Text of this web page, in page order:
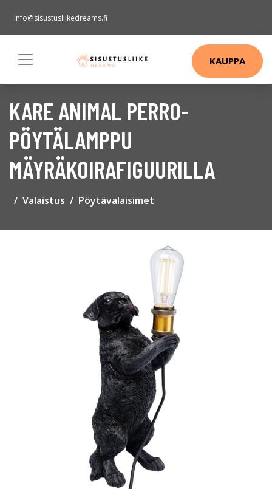
info@sisustusliikedreams.fi
KAUPPA
KARE ANIMAL PERRO-
PÖYTÄLAMPPU
MÄYRÄKOIRAFIGUURILLA
Valaistus Pöytävalaisimet